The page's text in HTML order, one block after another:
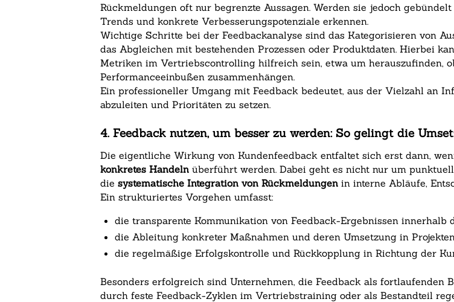
Rückmeldungen oft nur begrenzte Aussagen. Werden sie jedoch
Trends und konkrete Verbesserungspotenziale erkennen.
Wichtige Schritte bei der Feedbackanalyse sind das Kategorisieren von
das Abgleichen mit bestehenden Prozessen oder Produktdaten. Hierbei
Metriken im Vertriebscontrolling hilfreich sein, etwa um herauszufinden,
Performanceeinbußen zusammenhängen.
Ein professioneller Umgang mit Feedback bedeutet, aus der Vielzahl an
abzuleiten und Prioritäten zu setzen.
4. Feedback nutzen, um besser zu werden: So gelingt die
Die eigentliche Wirkung von Kundenfeedback entfaltet sich erst dann,
konkretes Handeln überführt werden. Dabei geht es nicht nur um
diesystematische Integration von Rückmeldungen in interne Abläufe,
Ein strukturiertes Vorgehen umfasst:
die transparente Kommunikation von Feedback-Ergebnissen innerhalb
die Ableitung konkreter Maßnahmen und deren Umsetzung in
die regelmäßige Erfolgskontrolle und Rückkopplung in Richtung der
Besonders erfolgreich sind Unternehmen, die Feedback als
durch feste Feedback-Zyklen im Vertriebstraining oder als Bestandteil